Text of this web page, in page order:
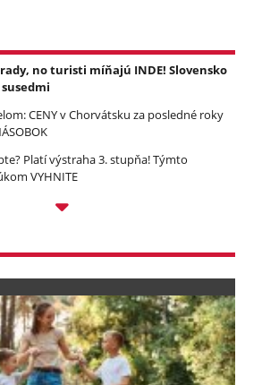
no turisti míňajú INDE! Slovensko
susedmi
CENY v Chorvátsku za posledné roky
Platí výstraha 3. stupňa! Týmto
VYHNITE